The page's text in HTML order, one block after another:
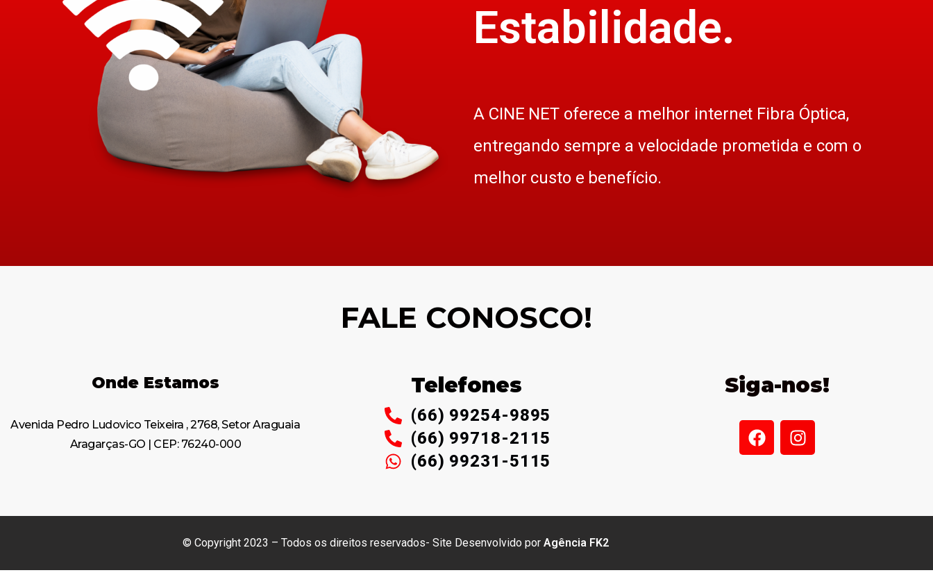
Estabilidade.
A CINE NET oferece a melhor internet Fibra Óptica,
entregando sempre a velocidade prometida e com o
melhor custo e benefício.
FALE CONOSCO!
Onde Estamos
Avenida Pedro Ludovico Teixeira , 2768, Setor Araguaia
Aragarças-GO | CEP: 76240-000
Telefones
(66) 99254-9895
(66) 99718-2115
(66) 99231-5115
Siga-nos!
© Copyright 2023 – Todos os direitos reservados- Site Desenvolvido por Agência FK2